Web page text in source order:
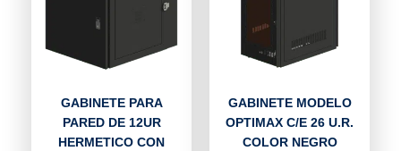
GABINETE PARA
PARED DE 12UR
HERMETICO CON
GABINETE MODELO
OPTIMAX C/E 26 U.R.
COLOR NEGRO